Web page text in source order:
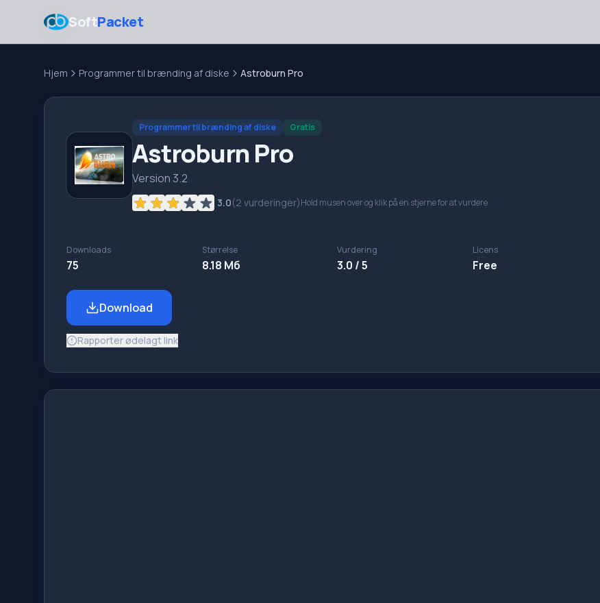
SoftPacket
Hjem Programmer til brænding af diske Astroburn Pro
Programmer til brænding af diske Gratis
Astroburn Pro
Version 3.2
3.0(2 vurderinger)Hold musen over og klik på en stjerne for at vurdere
Downloads
75
Størrelse
8.18 Мб
Vurdering
3.0 / 5
Licens
Free
Download
Rapporter ødelagt link